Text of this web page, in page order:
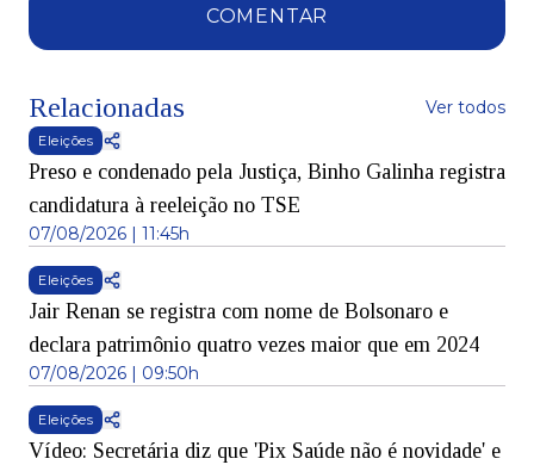
COMENTAR
Relacionadas Ver todos
Eleições
Preso e condenado pela Justiça, Binho Galinha registra
candidatura à reeleição no TSE
07/08/2026 | 11:45h
Eleições
Jair Renan se registra com nome de Bolsonaro e
declara patrimônio quatro vezes maior que em 2024
07/08/2026 | 09:50h
Eleições
Vídeo: Secretária diz que 'Pix Saúde não é novidade' e